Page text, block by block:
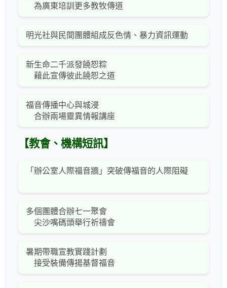
為廣東培訓更多教牧傳道
明光社與民間團體組成反色情、暴力資訊運動
新生命二千派發饒恕粽
藉此宣傳彼此饒恕之道
福音傳播中心與城浸
合辦兩場靈異情報講座
【教會、機構短訊】
「辦公室人際福音牆」突破傳福音的人際阻礙
多個團體合辦七一聚會
尖沙嘴碼頭舉行祈禱會
暑期帶職宣教實踐計劃
接受裝備傳揚基督福音